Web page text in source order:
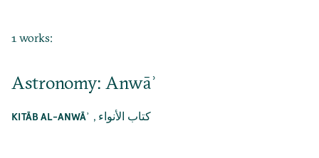
1 works:
Astronomy: Anwāʾ
KITĀB AL-ANWĀʾ , كتاب الأنواء